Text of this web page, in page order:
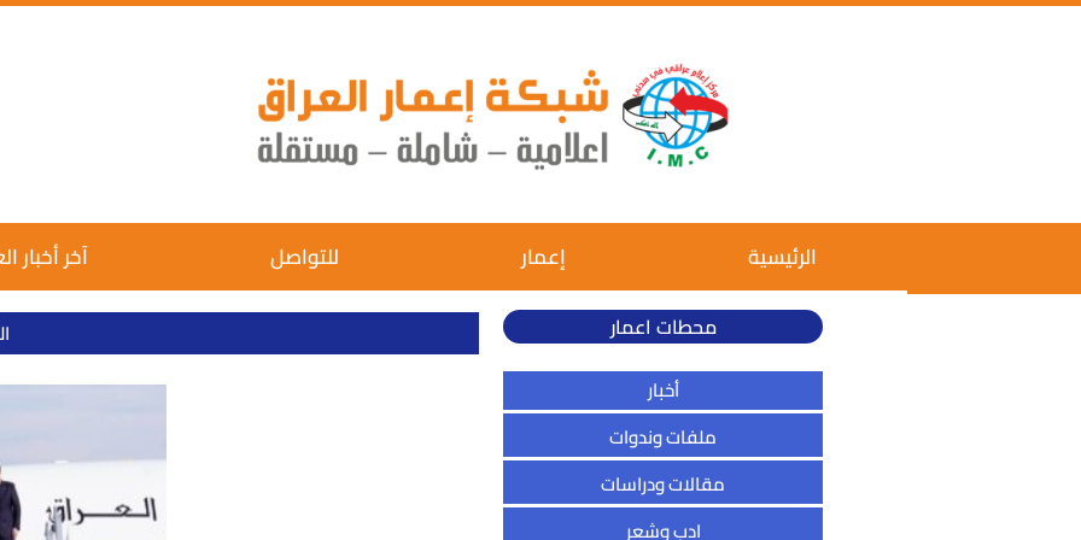
آخر أخبار للتواصل إعمار الرئيسية
محطات اعمار
أخبار
ملفات وندوات
مقالات ودراسات
ادب وشعر